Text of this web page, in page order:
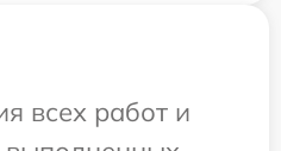
всех работ и